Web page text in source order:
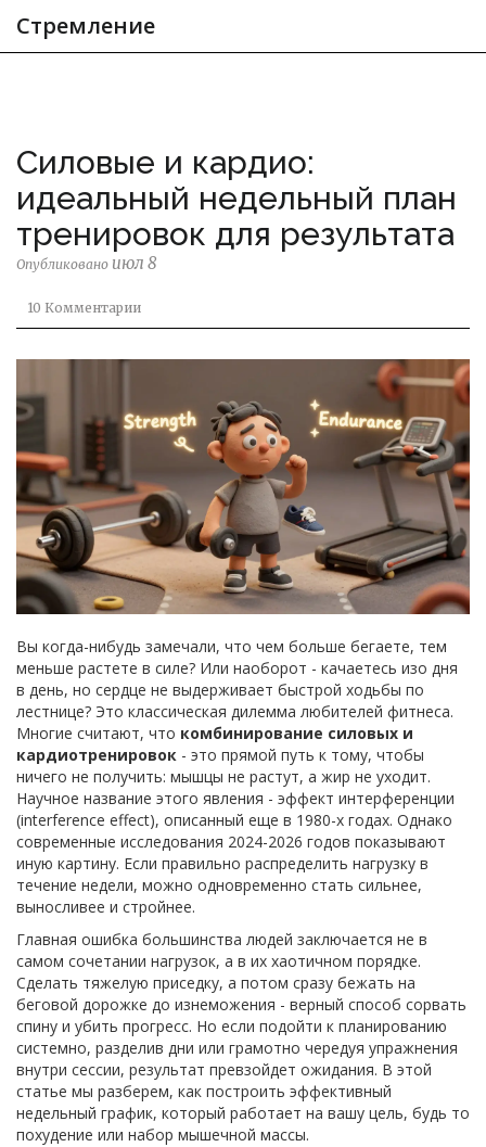
Стремление
Силовые и кардио:
идеальный недельный план
тренировок для результата
Опубликовано июл 8
10 Комментарии
Вы когда-нибудь замечали, что чем больше бегаете, тем
меньше растете в силе? Или наоборот - качаетесь изо дня
в день, но сердце не выдерживает быстрой ходьбы по
лестнице? Это классическая дилемма любителей фитнеса.
Многие считают, что комбинирование силовых и
кардиотренировок - это прямой путь к тому, чтобы
ничего не получить: мышцы не растут, а жир не уходит.
Научное название этого явления - эффект интерференции
(interference effect), описанный еще в 1980-х годах. Однако
современные исследования 2024-2026 годов показывают
иную картину. Если правильно распределить нагрузку в
течение недели, можно одновременно стать сильнее,
выносливее и стройнее.
Главная ошибка большинства людей заключается не в
самом сочетании нагрузок, а в их хаотичном порядке.
Сделать тяжелую приседку, а потом сразу бежать на
беговой дорожке до изнеможения - верный способ сорвать
спину и убить прогресс. Но если подойти к планированию
системно, разделив дни или грамотно чередуя упражнения
внутри сессии, результат превзойдет ожидания. В этой
статье мы разберем, как построить эффективный
недельный график, который работает на вашу цель, будь то
похудение или набор мышечной массы.